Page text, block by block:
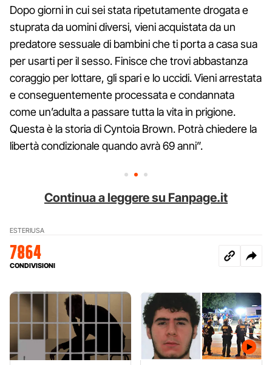
Dopo giorni in cui sei stata ripetutamente drogata e
stuprata da uomini diversi, vieni acquistata da un
predatore sessuale di bambini che ti porta a casa sua
per usarti per il sesso. Finisce che trovi abbastanza
coraggio per lottare, gli spari e lo uccidi. Vieni arrestata
e conseguentemente processata e condannata
come un’adulta a passare tutta la vita in prigione.
Questa è la storia di Cyntoia Brown. Potrà chiedere la
libertà condizionale quando avrà 69 anni”.
Continua a leggere su Fanpage.it
ESTERIUSA
7864
CONDIVISIONI